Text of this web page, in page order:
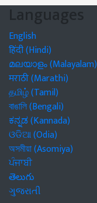
Languages
English
हिंदी (Hindi)
മലയാളം (Malayalam)
मराठी (Marathi)
தமிழ் (Tamil)
বাঙালি (Bengali)
ಕನ್ನಡ (Kannada)
ଓଡିଆ (Odia)
অসমীয়া (Asomiya)
ਪੰਜਾਬੀ
తెలుగు
ગુજરાતી